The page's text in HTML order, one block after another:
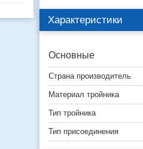
Характеристики
Основные
Страна производитель
Материал тройника
Тип тройника
Тип присоединения